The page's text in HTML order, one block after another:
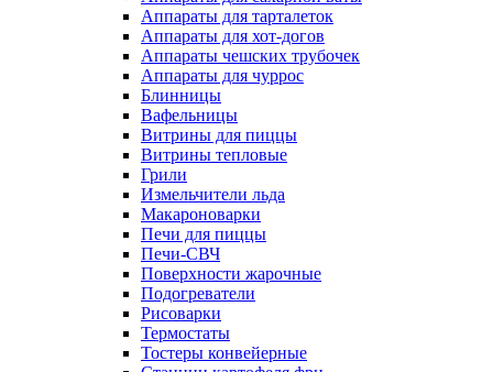
Аппараты для тарталеток
Аппараты для хот-догов
Аппараты чешских трубочек
Аппараты для чуррос
Блинницы
Вафельницы
Витрины для пиццы
Витрины тепловые
Грили
Измельчители льда
Макароноварки
Печи для пиццы
Печи-СВЧ
Поверхности жарочные
Подогреватели
Рисоварки
Термостаты
Тостеры конвейерные